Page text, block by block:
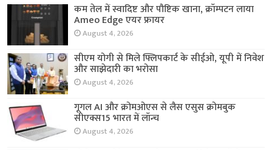
कम तेल में स्वादिष्ट और पौष्टिक खाना, क्रॉम्पटन लाया
Ameo Edge एयर फ्रायर
August 4, 2026
सीएम योगी से मिले फ्लिपकार्ट के सीईओ, यूपी में निवेश
और साझेदारी का भरोसा
August 4, 2026
गूगल AI और क्रोमओएस से लैस एसुस क्रोमबुक
सीएक्स15 भारत में लॉन्च
August 4, 2026